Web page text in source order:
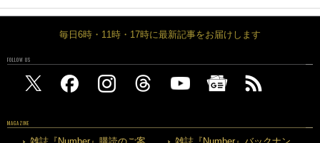
毎日6時・11時・17時に最新記事をお届けします
FOLLOW US
MAGAZINE